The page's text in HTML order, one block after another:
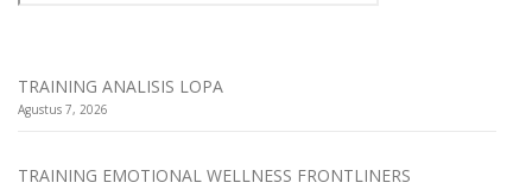
TRAINING ANALISIS LOPA
Agustus 7, 2026
TRAINING EMOTIONAL WELLNESS FRONTLINERS